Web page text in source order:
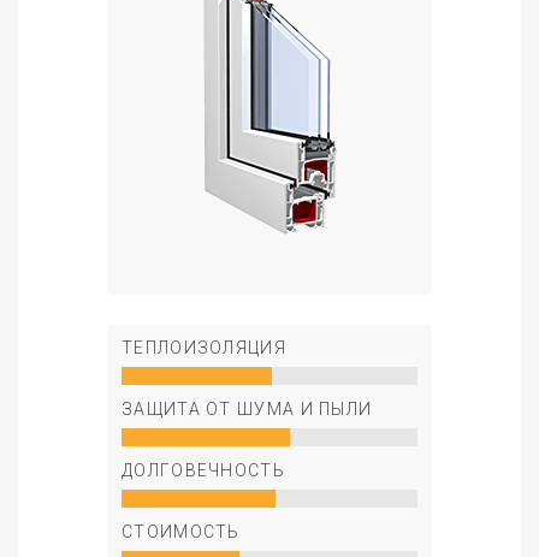
ТЕПЛОИЗОЛЯЦИЯ
ЗАЩИТА ОТ ШУМА И ПЫЛИ
ДОЛГОВЕЧНОСТЬ
СТОИМОСТЬ